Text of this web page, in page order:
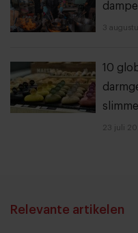
3
10
23 juli
Relevante artikelen